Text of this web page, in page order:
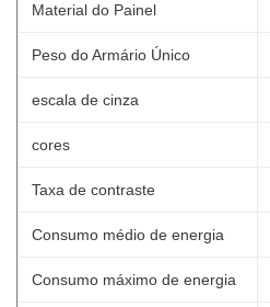
Material do Painel
Peso do Armário Único
escala de cinza
cores
Taxa de contraste
Consumo médio de energia
Consumo máximo de energia